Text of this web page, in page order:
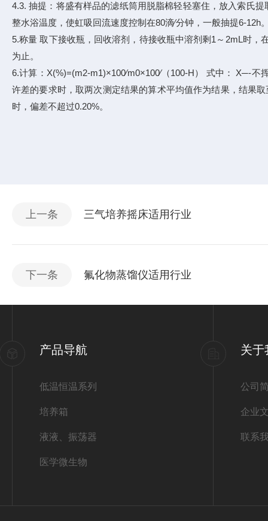
4.3. 抽提：将盛有样品的滤纸筒用脱脂棉轻轻塞住，放入索氏
整水浴温度，使虹吸回流速度控制在80滴∕分钟，一般抽提6-12h
5.称量 取下接收瓶，回收溶剂，待接收瓶中溶剂剩1～2mL时
为止。
6.计算：X(%)=(m2-m1)×100∕m0×100∕（100-H） 式中： X─-
许差的要求时，取两次测定结果的算术平均值作为结果，结果
时，偏差不超过0.20%。
上一条 三气培养摇床适用行业
下一条 氟化物蒸馏仪适用行业
产品导航
低温恒温系列
培养箱
液液、振荡器
医学微生物
关于
公司
企业
联系